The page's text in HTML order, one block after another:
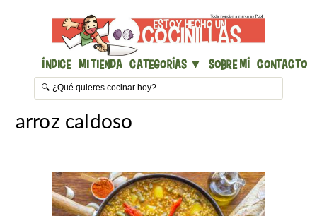
Índice Mi Tienda Categorías ▼ Sobre mí Contacto
arroz caldoso